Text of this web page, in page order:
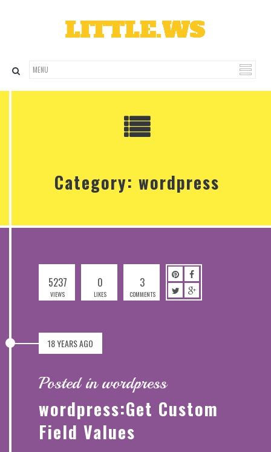
Category: wordpress
5237
VIEWS
0
LIKES
3
COMMENTS
18 YEARS AGO
Posted in wordpress
wordpress:Get Custom
Field Values